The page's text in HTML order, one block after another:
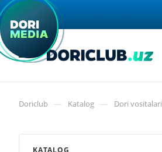
Doriclub — Katalog — Dori vositalari
KATALOG